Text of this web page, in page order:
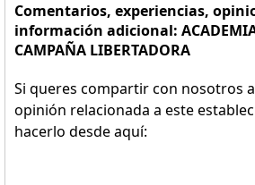
Comentarios, experiencias,
información adicional: ACADEMIA
CAMPAÑA LIBERTADORA
Si queres compartir con nosotros
opinión relacionada a este
hacerlo desde aquí: